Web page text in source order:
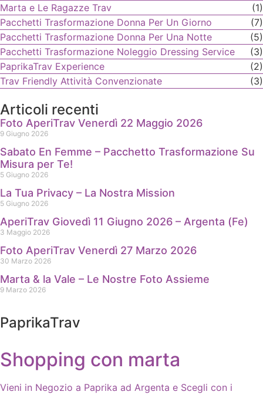
Marta e Le Ragazze Trav
(1)
Pacchetti Trasformazione Donna Per Un Giorno
(7)
Pacchetti Trasformazione Donna Per Una Notte
(5)
Pacchetti Trasformazione Noleggio Dressing Service
(3)
PaprikaTrav Experience
(2)
Trav Friendly Attività Convenzionate
(3)
Articoli recenti
Foto AperiTrav Venerdì 22 Maggio 2026
9 Giugno 2026
Sabato En Femme – Pacchetto Trasformazione Su
Misura per Te!
5 Giugno 2026
La Tua Privacy – La Nostra Mission
5 Giugno 2026
AperiTrav Giovedì 11 Giugno 2026 – Argenta (Fe)
3 Maggio 2026
Foto AperiTrav Venerdì 27 Marzo 2026
30 Marzo 2026
Marta & la Vale – Le Nostre Foto Assieme
9 Marzo 2026
PaprikaTrav
Shopping con marta
Vieni in Negozio a Paprika ad Argenta e Scegli con i